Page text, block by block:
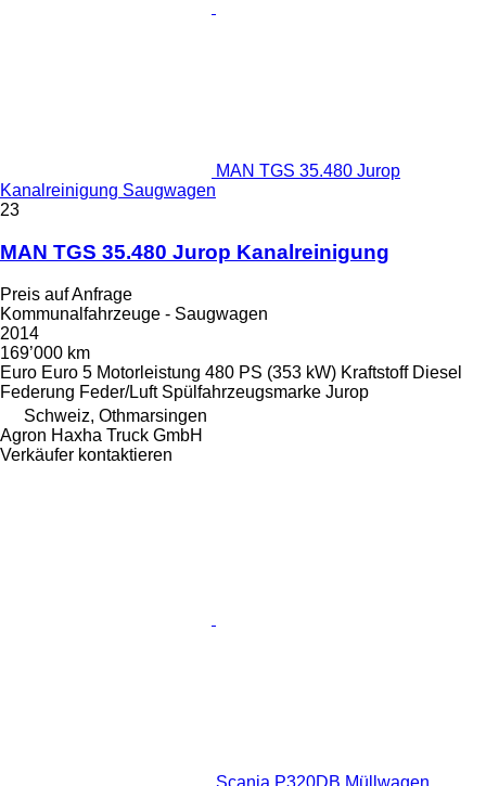
MAN TGS 35.480 Jurop
Kanalreinigung Saugwagen
23
MAN TGS 35.480 Jurop Kanalreinigung
Preis auf Anfrage
Kommunalfahrzeuge - Saugwagen
2014
169’000 km
Euro Euro 5 Motorleistung 480 PS (353 kW) Kraftstoff Diesel
Federung Feder/Luft Spülfahrzeugsmarke Jurop
Schweiz, Othmarsingen
Agron Haxha Truck GmbH
Verkäufer kontaktieren
Scania P320DB Müllwagen